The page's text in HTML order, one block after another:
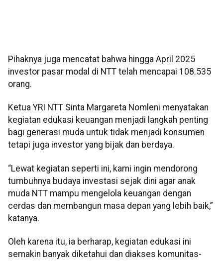
Pihaknya juga mencatat bahwa hingga April 2025
investor pasar modal di NTT telah mencapai 108.535
orang.
Ketua YRI NTT Sinta Margareta Nomleni menyatakan
kegiatan edukasi keuangan menjadi langkah penting
bagi generasi muda untuk tidak menjadi konsumen
tetapi juga investor yang bijak dan berdaya.
“Lewat kegiatan seperti ini, kami ingin mendorong
tumbuhnya budaya investasi sejak dini agar anak
muda NTT mampu mengelola keuangan dengan
cerdas dan membangun masa depan yang lebih baik,”
katanya.
Oleh karena itu, ia berharap, kegiatan edukasi ini
semakin banyak diketahui dan diakses komunitas-